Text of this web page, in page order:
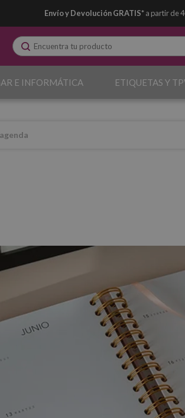
Envío y Devolución GRATIS*a partir de
E INFORMÁTICA ETIQUETAS Y